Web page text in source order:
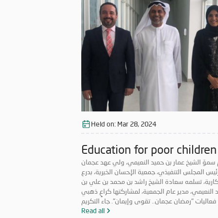
المبارك، انسجاماً مع نهج الخير والعطاء الذي تتبناه
منذ تأسيسها، وتعزيزاً لمكانة الإمارة وإبراز دورها
في نشر قيم الخير والمحبة في الشهر الفضيل.
Held on: Mar 28, 2024
Education for poor children
سموّ الشيخ عمار بن حميد النعيمي، ولي عهد عجمان
المجلس التنفيذي، جمعية الإحسان الخيرية، بدرع
تسلمه سعادة الشيخ راشد بن محمد بن علي بن
النعيمي، مدير عام الجمعية، لمشاركتها كراعٍ ذهبي
"رمضان عجمان.. تقوى وإيمان". جاء التكريم
في ظل حرص الجمعية على المشاركة الفعّالة في
Read all